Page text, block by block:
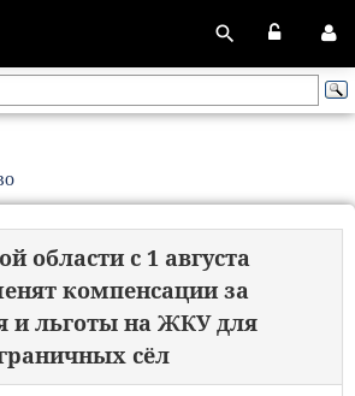
области с 1 августа
компенсации за
и льготы на ЖКУ для
сёл